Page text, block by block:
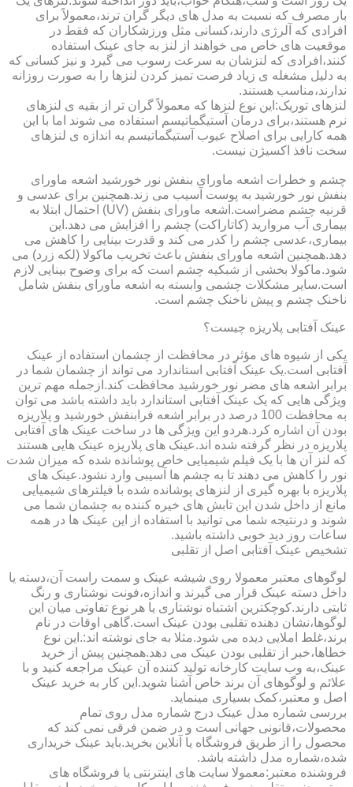
بار مصرف که نسبت به مدل های دیگر گران ترند،معمولاً برای
افرادی که آلرژی دارند،کسانی مثل ورزشکاران که فقط در
موقعیت های خاص می خواهند از لنز به جای عینک استفاده
کنند،افرادی که لنزشان به سرعت رسوب می گیرد و نیز کسانی که
به دلیل مشغله ی زیاد فرصت تمیز کردن لنزها را به صورت روزانه
ندارند،مناسب هستند.
لنزهای توریک:این نوع لنزها که معمولاً گران تر از بقیه ی لنزهای
نرم هستند،برای درمان آستیگماتیسم استفاده می شوند اما با این
همه کارایی برای اصلاح عیوب آستیگماتیسم به اندازه ی لنزهای
سخت نافذ اکسیژن نیست.
چشم و خطرات اشعه ماورای بنفش نور خورشید اشعه ماورای
بنفش نور خورشید به پوست آسیب می زند.همچنین برای عدسی و
قرنیه چشم مضراست.اشعه ماورای بنفش (UV) احتمال ابتلا به
بیماری آب مروارید (کاتاراکت) چشم را افزایش می دهد.این
بیماری،عدسی چشم را کدر می کند و قدرت بینایی را کاهش می
دهد.همچنین اشعه ماورای بنفش باعث تخریب ماکولا (لکه زرد) می
شود.ماکولا بخشی از شبکیه چشم است که برای وضوح بینایی لازم
است.سایر مشکلات چشمی وابسته به اشعه ماورای بنفش شامل
ناخنک چشم و پیش ناخنک چشم است.
عینک آفتابی پلاریزه چیست؟
یکی از شیوه های مؤثر در محافظت از چشمان استفاده از عینک
آفتابی است.یک عینک آفتابی استاندارد می تواند از چشمان شما در
برابر اشعه های مضر نور خورشید محافظت کند.ازجمله مهم ترین
ویژگی هایی که یک عینک آفتابی استاندارد باید داشته باشد می توان
به محافظت 100 درصد در برابر اشعه فرابنفش خورشید و پلاریزه
بودن آن اشاره کرد.هردو این ویژگی ها در ساخت عینک های آفتابی
پلاریزه در نظر گرفته شده اند.عینک های پلاریزه عینک هایی هستند
که لنز آن ها با یک فیلم شیمیایی خاص پوشانده شده که میزان شدت
نور را کاهش می دهند تا به چشم ها آسیبی وارد نشود.عینک های
پلاریزه با بهره گیری از لنزهای پوشانده شده با فیلترهای شیمیایی
مانع از داخل شدن این تابش های خیره کننده به چشمان شما می
شوند و درنتیجه شما می توانید با استفاده از این عینک ها در همه
ساعات روز دید خوبی داشته باشید.
تشخیص عینک آفتابی اصل از تقلبی
لوگوهای معتبر معمولا روی شیشه عینک و سمت راست آن،دسته یا
داخل دسته عینک قرار می گیرند و اندازه،فونت نوشتاری و رنگ
ثابتی دارند.کوچکترین اشتباه نوشتاری یا هر نوع تفاوتی میان این
لوگوها،نشان دهنده تقلبی بودن عینک است.گاهی اوقات در نام
برند،غلط املایی دیده می شود.مثلا به جای نوشته اند:.این نوع
خطاها،خبر از تقلبی بودن عینک می دهد.همچنین پیش از خرید
عینک،به وب سایت کارخانه تولید کننده آن عینک مراجعه کنید و با
علائم و لوگوهای آن برند خاص آشنا شوید.این کار به خرید عینک
اصل و معتبر،کمک بسیاری مینماید.
بررسی شماره مدل عینک درج شماره مدل روی تمام
محصولات،قانونی جهانی است و در ضمن فرقی نمی کند که
محصول را از طریق فروشگاه یا آنلاین بخرید.باید عینک خریداری
شده،شماره مدل داشته باشد.
فروشنده معتبر:معمولا سایت های اینترنتی یا فروشگاه های